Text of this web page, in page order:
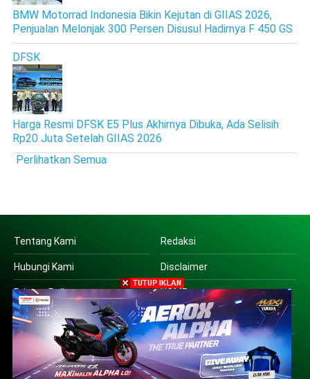
BMW Motorrad Indonesia Bikin Kejutan di GIIAS 2026,
Penjualan Melonjak 300 Persen Disusul Hadirnya F 450 GS
DFSK
Harga Resmi DFSK E5 Plus Akhirnya Dibuka, Ada Selisih
Rp20 Juta Setelah GIIAS 2026
Perlihatkan Semua
Tentang Kami Redaksi
Hubungi Kami Disclaimer
Privacy Policy HOME
Copyright © 2016 | PT SUARA OTO JATIM